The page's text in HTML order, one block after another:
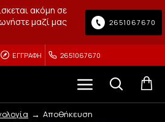
ακόμη σε
μαζί μας
2651067670
ΕΓΓΡΑΦΉ 2651067670
Αποθήκευση